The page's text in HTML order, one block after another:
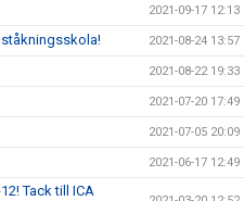
2021-09-17 12:13
2021-08-24 13:57
2021-08-22 19:33
2021-07-20 17:49
2021-07-05 20:09
2021-06-17 12:49
Tack till ICA